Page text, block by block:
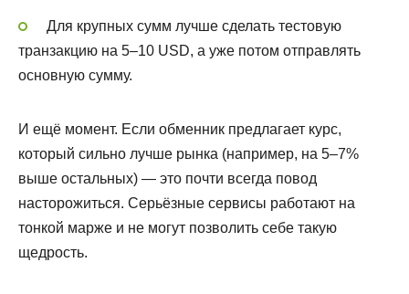
Для крупных сумм лучше сделать тестовую
транзакцию на 5–10 USD, а уже потом отправлять
основную сумму.
И ещё момент. Если обменник предлагает курс,
который сильно лучше рынка (например, на 5–7%
выше остальных) — это почти всегда повод
насторожиться. Серьёзные сервисы работают на
тонкой марже и не могут позволить себе такую
щедрость.